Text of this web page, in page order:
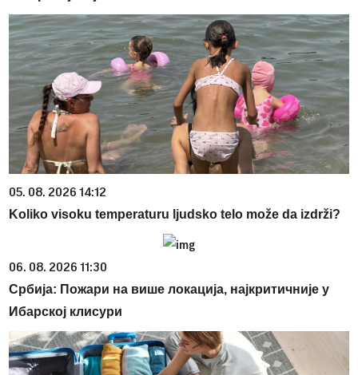
05. 08. 2026 14:12
Koliko visoku temperaturu ljudsko telo može da izdrži?
06. 08. 2026 11:30
Србија: Пожари на више локација, најкритичније у
Ибарској клисури